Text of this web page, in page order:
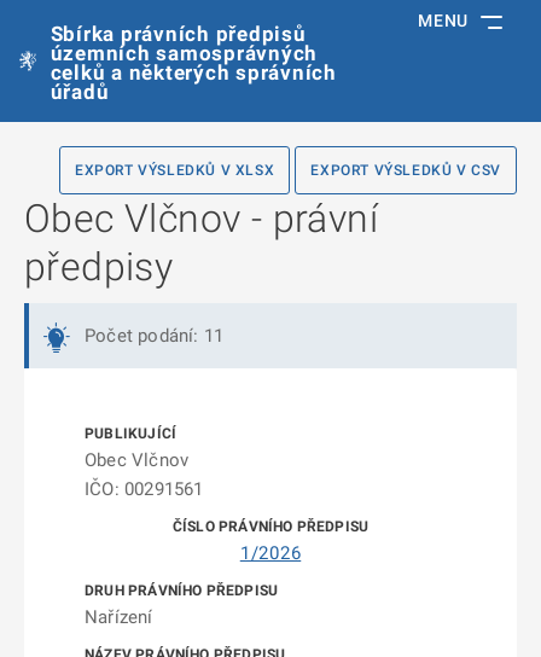
Sbírka právních předpisů
územních samosprávných
celků a některých správních
úřadů
MENU
EXPORT VÝSLEDKŮ V XLSX EXPORT VÝSLEDKŮ V CSV
Obec Vlčnov - právní
předpisy
Počet podání: 11
Obec Vlčnov
IČO: 00291561
1/2026
Nařízení